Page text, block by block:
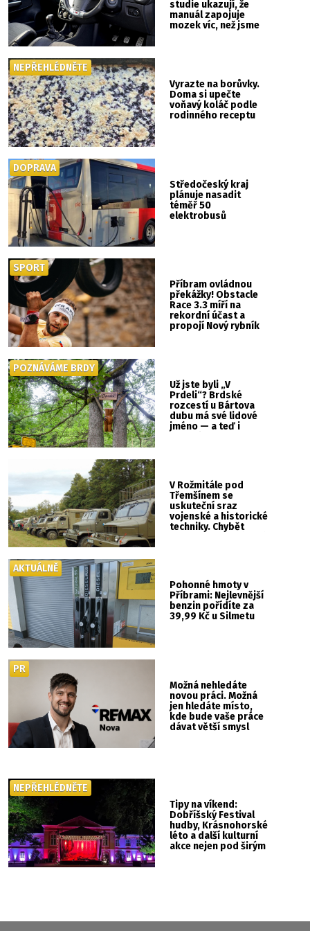
studie ukazují, že
manuál zapojuje
mozek víc, než jsme
Vyrazte na borůvky.
Doma si upečte
voňavý koláč podle
rodinného receptu
NEPŘEHLÉDNĚTE
Středočeský kraj
plánuje nasadit
téměř 50
elektrobusů
DOPRAVA
Příbram ovládnou
překážky! Obstacle
Race 3.3 míří na
rekordní účast a
propojí Nový rybník
SPORT
Už jste byli „V
Prdeli“? Brdské
rozcestí u Bártova
dubu má své lidové
jméno — a teď i
POZNÁVÁME BRDY
V Rožmitále pod
Třemšínem se
uskuteční sraz
vojenské a historické
techniky. Chybět
Pohonné hmoty v
Příbrami: Nejlevnější
benzin pořídíte za
39,99 Kč u Silmetu
AKTUÁLNĚ
Možná nehledáte
novou práci. Možná
jen hledáte místo,
kde bude vaše práce
dávat větší smysl
PR
Tipy na víkend:
Dobříšský Festival
hudby, Krásnohorské
léto a další kulturní
akce nejen pod širým
NEPŘEHLÉDNĚTE